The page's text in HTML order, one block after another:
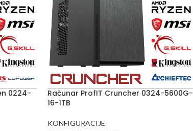
0224-
Računar ProfIT Cruncher 0324-5600G-
16-1TB
KONFIGURACIJE